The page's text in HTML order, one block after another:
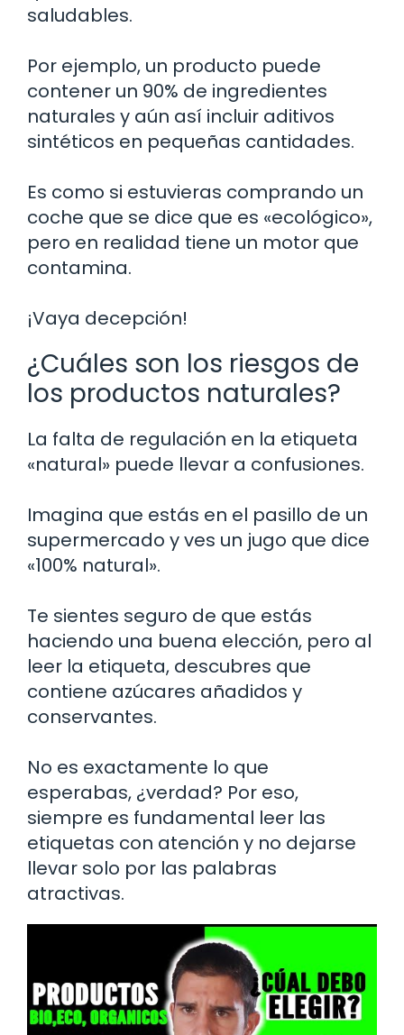
saludables.
Por ejemplo, un producto puede
contener un 90% de ingredientes
naturales y aún así incluir aditivos
sintéticos en pequeñas cantidades.
Es como si estuvieras comprando un
coche que se dice que es «ecológico»,
pero en realidad tiene un motor que
contamina.
¡Vaya decepción!
¿Cuáles son los riesgos de
los productos naturales?
La falta de regulación en la etiqueta
«natural» puede llevar a confusiones.
Imagina que estás en el pasillo de un
supermercado y ves un jugo que dice
«100% natural».
Te sientes seguro de que estás
haciendo una buena elección, pero al
leer la etiqueta, descubres que
contiene azúcares añadidos y
conservantes.
No es exactamente lo que
esperabas, ¿verdad? Por eso,
siempre es fundamental leer las
etiquetas con atención y no dejarse
llevar solo por las palabras
atractivas.